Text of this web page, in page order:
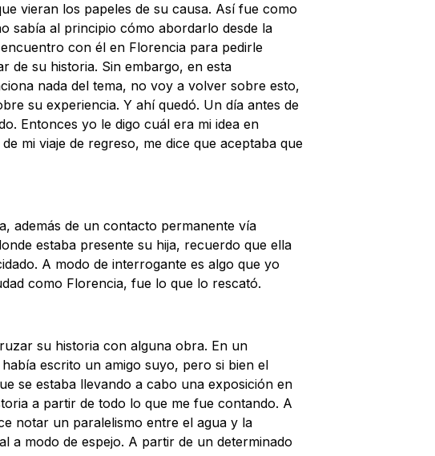
vieran los papeles de su causa. Así fue como
sabía al principio cómo abordarlo desde la
con él en Florencia para pedirle
de su historia. Sin embargo, en esta
nada del tema, no voy a volver sobre esto,
su experiencia. Y ahí quedó. Un día antes de
Entonces yo le digo cuál era mi idea en
mi viaje de regreso, me dice que aceptaba que
además de un contacto permanente vía
estaba presente su hija, recuerdo que ella
A modo de interrogante es algo que yo
como Florencia, fue lo que lo rescató.
su historia con alguna obra. En un
escrito un amigo suyo, pero si bien el
se estaba llevando a cabo una exposición en
a partir de todo lo que me fue contando. A
notar un paralelismo entre el agua y la
a modo de espejo. A partir de un determinado